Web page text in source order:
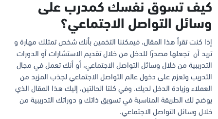
كيف تسوق نفسك كمدرب على
وسائل التواصل الاجتماعي؟
إذا كنت تقرأ هذا المقال، فيمكننا التخمين بأنك شخص تمتلك مهارة و
تريد أن تجعلها مصدرًا للدخل من خلال تقديم الاستشارات أو الدورات
التدريبية من خلال وسائل التواصل الاجتماعي، أو أنك تعمل في مجال
التدريب وتعزم على دخول عالم التواصل الاجتماعي لجذب المزيد من
العملاء وزيادة الدخل لديك. وفي كلتا الحالتين، إليك هذا المقال الذي
يوضح لك الطريقة المناسبة في تسويق ذاتك و دوراتك التدريبية من
خلال وسائل التواصل الاجتماعي.